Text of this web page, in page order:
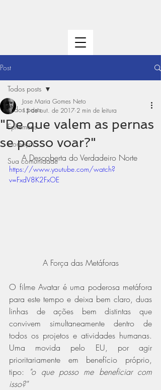
Post
Todos posts
Ephemeris
Começar
Sua comunidade
Todos posts
"De que valem as pernas
se posso voar?"
Jose Maria Gomes Neto
15 de out. de 2017 2 min de leitura
A Descoberta do Verdadeiro Norte
https://www.youtube.com/watch?
v=FxdV8K2FxOE
A Força das Metáforas
O filme Avatar é uma poderosa metáfora
para este tempo e deixa bem claro, duas
linhas de ações bem distintas que
convivem simultaneamente dentro de
todos os projetos e atividades humanas.
Uma movida pelo EU, por agir
prioritariamente em benefício próprio,
tipo:
"o que posso me beneficiar com
isso?"